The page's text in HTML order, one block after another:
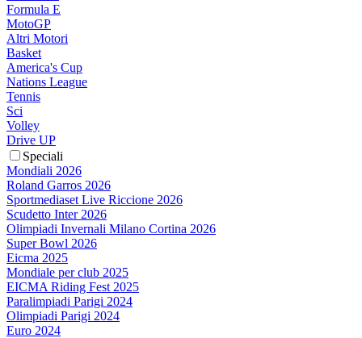
Formula E
MotoGP
Altri Motori
Basket
America's Cup
Nations League
Tennis
Sci
Volley
Drive UP
Speciali
Mondiali 2026
Roland Garros 2026
Sportmediaset Live Riccione 2026
Scudetto Inter 2026
Olimpiadi Invernali Milano Cortina 2026
Super Bowl 2026
Eicma 2025
Mondiale per club 2025
EICMA Riding Fest 2025
Paralimpiadi Parigi 2024
Olimpiadi Parigi 2024
Euro 2024